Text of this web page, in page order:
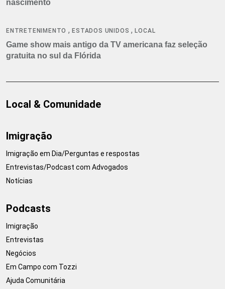
nascimento
ENTRETENIMENTO ,ESTADOS UNIDOS ,LOCAL
Game show mais antigo da TV americana faz seleção
gratuita no sul da Flórida
Local & Comunidade
Imigração
Imigração em Dia/Perguntas e respostas
Entrevistas/Podcast com Advogados
Notícias
Podcasts
Imigração
Entrevistas
Negócios
Em Campo com Tozzi
Ajuda Comunitária